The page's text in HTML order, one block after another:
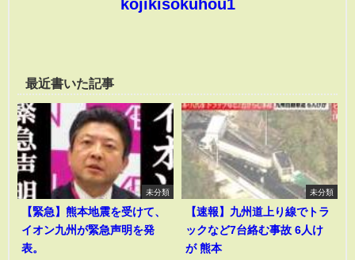
kojikisokuhou1
最近書いた記事
未分類
【緊急】熊本地震を受けて、
イオン九州が緊急声明を発
表。
未分類
【速報】九州道上り線でトラ
ックなど7台絡む事故 6人け
が 熊本